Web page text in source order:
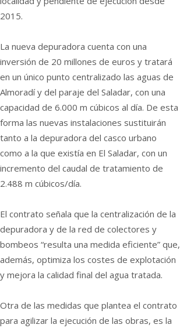
2015.
La nueva depuradora cuenta con una
inversión de 20 millones de euros y tratará
en un único punto centralizado las aguas de
Almoradí y del paraje del Saladar, con una
capacidad de 6.000 m cúbicos al día. De esta
forma las nuevas instalaciones sustituirán
tanto a la depuradora del casco urbano
como a la que existía en El Saladar, con un
incremento del caudal de tratamiento de
2.488 m cúbicos/día.
El contrato señala que la centralización de la
depuradora y de la red de colectores y
bombeos “resulta una medida eficiente” que,
además, optimiza los costes de explotación
y mejora la calidad final del agua tratada.
Otra de las medidas que plantea el contrato
para agilizar la ejecución de las obras, es la